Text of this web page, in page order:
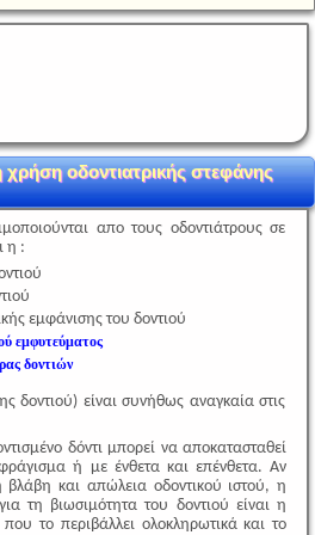
χρήση οδοντιατρικής στεφάνης
απο τους οδοντιάτρους σε
η :
εμφάνισης του δοντιού
εμφυτεύματος
δοντιών
δοντιού) είναι συνήθως αναγκαία στις
δόντι μπορεί να αποκατασταθεί
ή με ένθετα και επένθετα. Αν
και απώλεια οδοντικού ιστού, η
τη βιωσιμότητα του δοντιού είναι η
που το περιβάλλει ολοκληρωτικά και το